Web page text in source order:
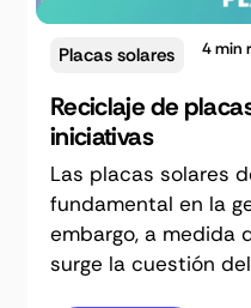
Placas solares 4min
Reciclaje de
iniciativas
Las placas solares
fundamental en la
embargo, a medida
surge la cuestión